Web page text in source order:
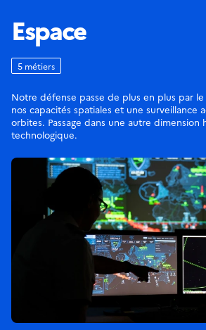
Espace
5 métiers
Notre défense passe de plus en plus par
nos capacités spatiales et une surveillance
orbites. Passage dans une autre dimension
technologique.